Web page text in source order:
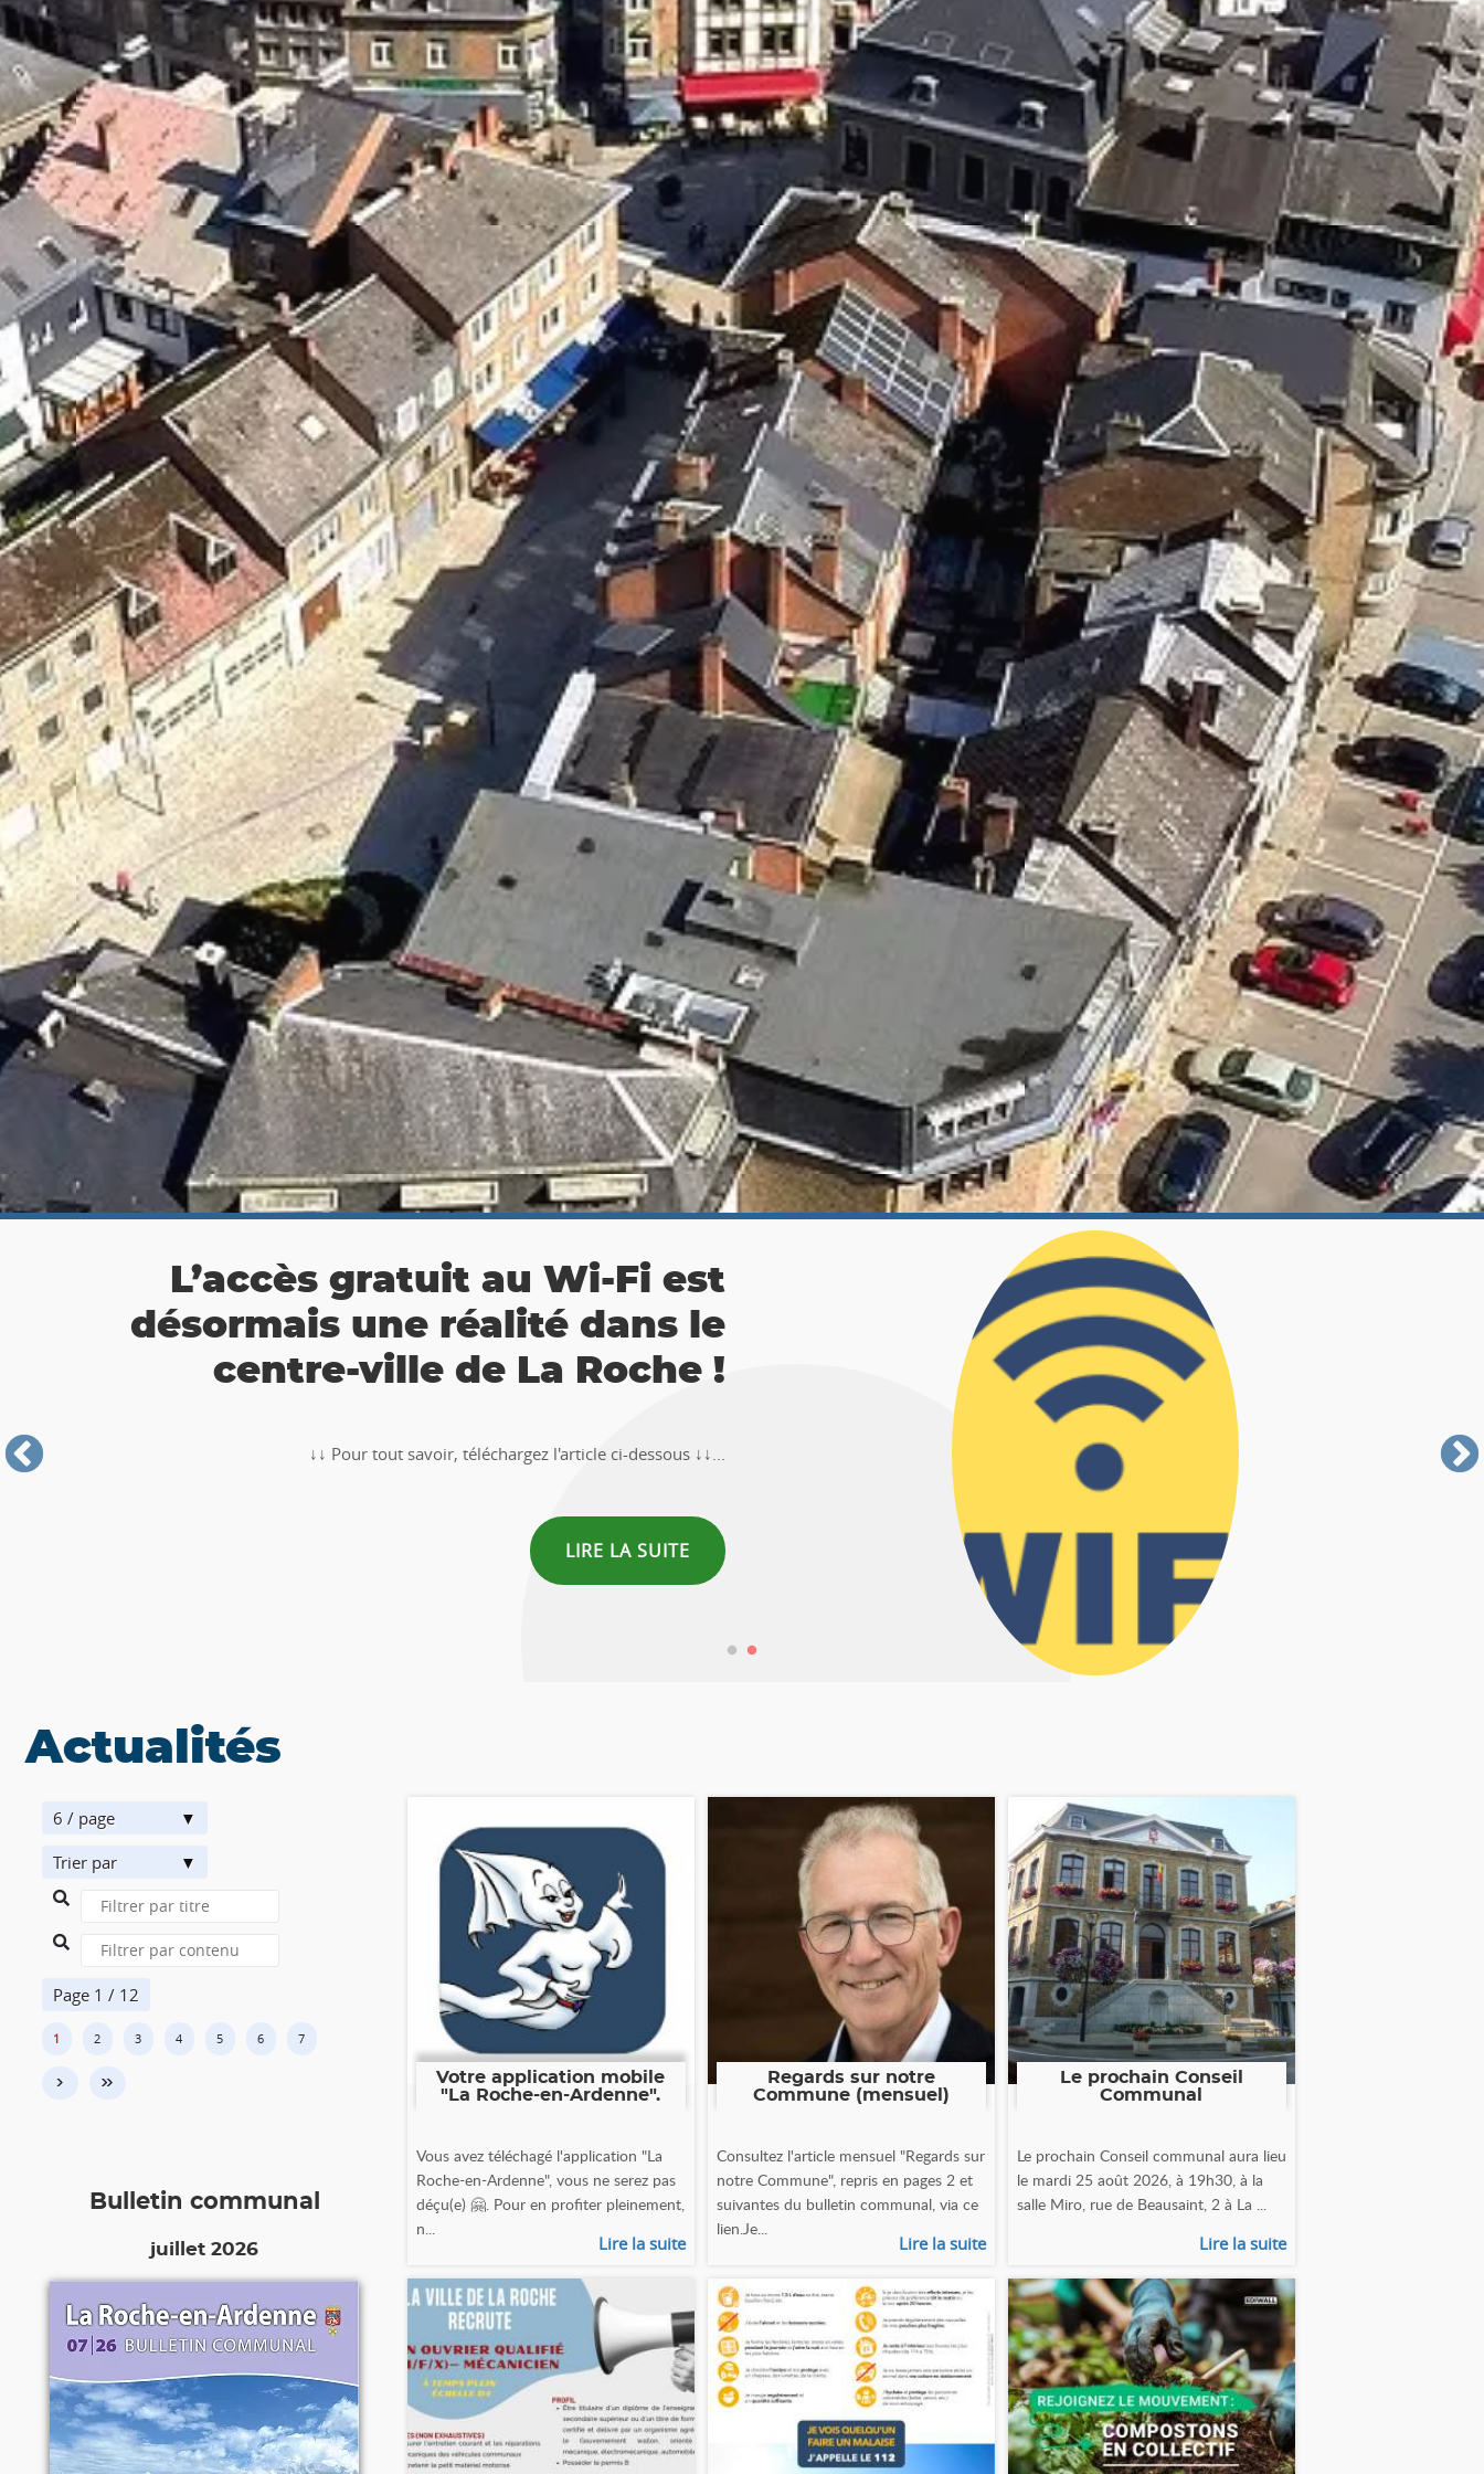
👉 Balade Totemus à La Roche :
Partez à la chasse au trésor 🚶‍♀🚶‍♂
Actualités
6 / page
Trier par
Page 1 / 12
1 2 3 4 5 6 7
› »
Bulletin communal
juillet 2026
Votre application mobile
"La Roche-en-Ardenne".
Vous avez téléchagé l'application "La
Roche-en-Ardenne", vous ne serez pas
déçu(e) 🤗. Pour en profiter pleinement,
n...
Lire la suite
Regards sur notre
Commune (mensuel)
Consultez l'article mensuel "Regards sur
notre Commune", repris en pages 2 et
suivantes du bulletin communal, via ce
lien.Je...
Lire la suite
Le prochain Conseil
Communal
Le prochain Conseil communal aura lieu
le mardi 25 août 2026, à 19h30, à la
salle Miro, rue de Beausaint, 2 à La ...
Lire la suite